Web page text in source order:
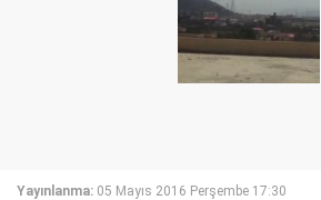
Yayınlanma: 05 Mayıs 2016 Perşembe 17:30